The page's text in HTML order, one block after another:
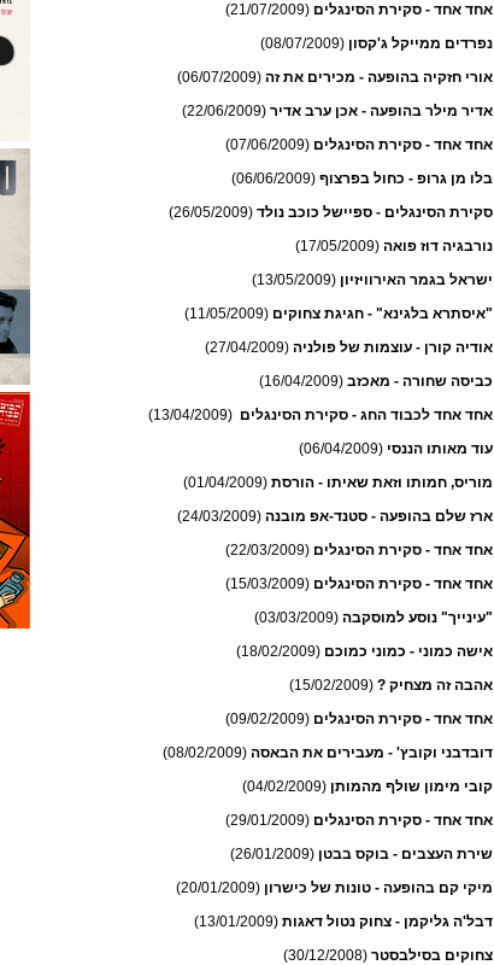
אחד אחד - סקירת הסינגלים (21/07/2009)
נפרדים ממייקל ג'קסון (08/07/2009)
אורי חזקיה בהופעה - מכירים את זה (06/07/2009)
אדיר מילר בהופעה - אכן ערב אדיר (22/06/2009)
אחד אחד - סקירת הסינגלים (07/06/2009)
בלו מן גרופ - כחול בפרצוף (06/06/2009)
סקירת הסינגלים - ספיישל כוכב נולד (26/05/2009)
נורבגיה דוז פואה (17/05/2009)
ישראל בגמר האירוויזיון (13/05/2009)
"איסתרא בלגינא" - חגיגת צחוקים (11/05/2009)
אודיה קורן - עוצמות של פולניה (27/04/2009)
כביסה שחורה - מאכזב (16/04/2009)
אחד אחד לכבוד החג - סקירת הסינגלים (13/04/2009)
עוד מאותו הננסי (06/04/2009)
מוריס, חמותו וזאת שאיתו - הורסת (01/04/2009)
ארז שלם בהופעה - סטנד-אפ מובנה (24/03/2009)
אחד אחד - סקירת הסינגלים (22/03/2009)
אחד אחד - סקירת הסינגלים (15/03/2009)
"עינייך" נוסע למוסקבה (03/03/2009)
אישה כמוני - כמוני כמוכם (18/02/2009)
אהבה זה מצחיק ? (15/02/2009)
אחד אחד - סקירת הסינגלים (09/02/2009)
דובדבני וקובץ' - מעבירים את הבאסה (08/02/2009)
קובי מימון שולף מהמותן (04/02/2009)
אחד אחד - סקירת הסינגלים (29/01/2009)
שירת העצבים - בוקס בבטן (26/01/2009)
מיקי קם בהופעה - טונות של כישרון (20/01/2009)
דבל'ה גליקמן - צחוק נטול דאגות (13/01/2009)
צחוקים בסילבסטר (30/12/2008)